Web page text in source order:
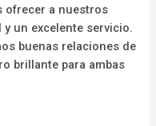
ofrecer a nuestros
un excelente servicio.
buenas relaciones de
brillante para ambas